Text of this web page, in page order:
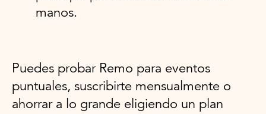
manos.
Puedes probar Remo para eventos
puntuales, suscribirte mensualmente o
ahorrar a lo grande eligiendo un plan